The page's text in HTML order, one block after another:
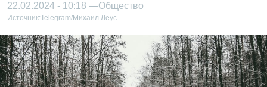
22.02.2024 - 10:18 —Общество
Источник:Telegram/Михаил Леус